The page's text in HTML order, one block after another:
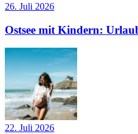
26. Juli 2026
Ostsee mit Kindern:
22. Juli 2026